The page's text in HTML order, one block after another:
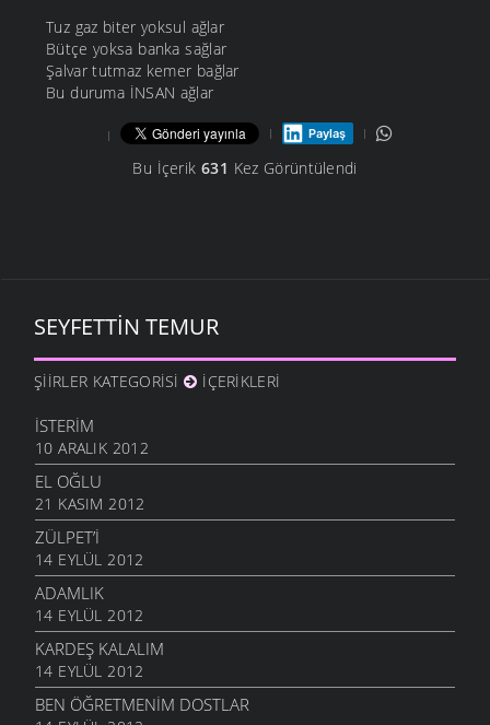
Tuz gaz biter yoksul ağlar
Bütçe yoksa banka sağlar
Şalvar tutmaz kemer bağlar
Bu duruma İNSAN ağlar
Paylaş
Bu İçerik 631 Kez Görüntülendi
SEYFETTIN TEMUR
ŞIIRLER KATEGORISI İÇERIKLERI
İSTERIM
10 ARALIK 2012
EL OĞLU
21 KASIM 2012
ZÜLPET’I
14 EYLÜL 2012
ADAMLIK
14 EYLÜL 2012
KARDEŞ KALALIM
14 EYLÜL 2012
BEN ÖĞRETMENIM DOSTLAR